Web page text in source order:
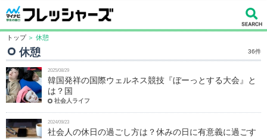
トップ ＞ 休憩
休憩 36件
2025/08/29
韓国発祥の国際ウェルネス競技『ぼーっとする大会』と
は？国
社会人ライフ
2024/09/23
社会人の休日の過ごし方は？休みの日に有意義に過ごす